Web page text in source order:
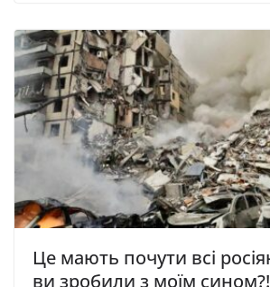
Це мають почути всі
ви зробили з моїм